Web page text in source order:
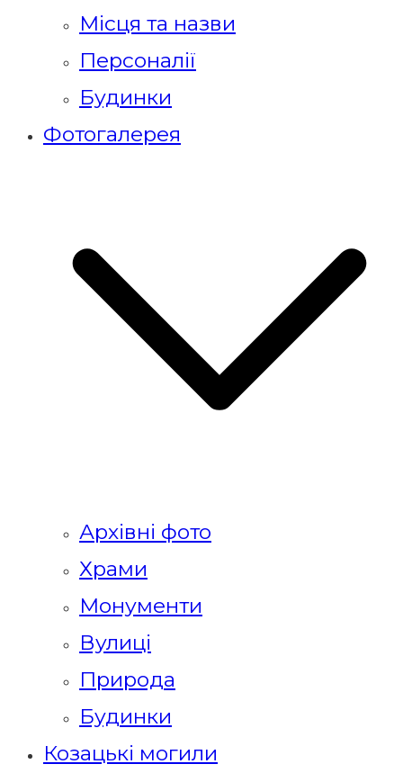
Місця та назви
Персоналії
Будинки
Фотогалерея
Архівні фото
Храми
Монументи
Вулиці
Природа
Будинки
Козацькі могили